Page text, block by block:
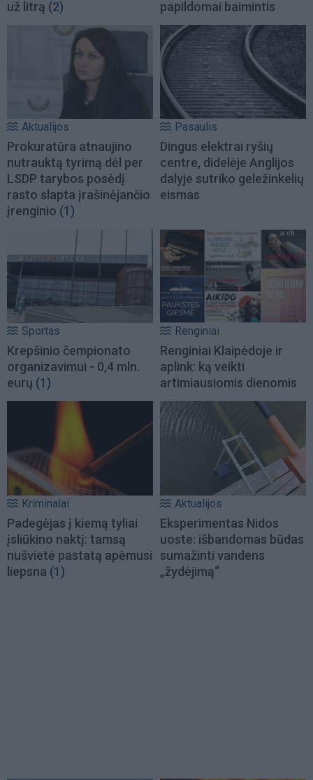
už litrą (2) papildomai baimintis
Aktualijos
Prokuratūra atnaujino
nutrauktą tyrimą dėl per
LSDP tarybos posėdį
rasto slapta įrašinėjančio
įrenginio (1)
Pasaulis
Dingus elektrai ryšių
centre, didelėje Anglijos
dalyje sutriko geležinkelių
eismas
Sportas
Krepšinio čempionato
organizavimui - 0,4 mln.
eurų (1)
Renginiai
Renginiai Klaipėdoje ir
aplink: ką veikti
artimiausiomis dienomis
Kriminalai
Padegėjas į kiemą tyliai
įsliūkino naktį: tamsą
nušvietė pastatą apėmusi
liepsna (1)
Aktualijos
Eksperimentas Nidos
uoste: išbandomas būdas
sumažinti vandens
„žydėjimą“